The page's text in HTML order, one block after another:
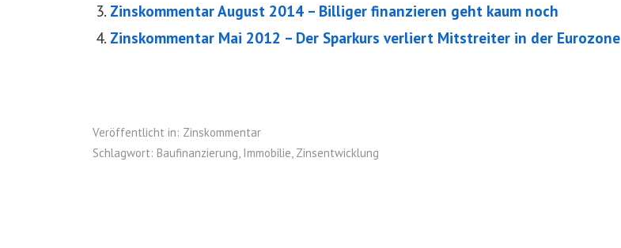
Zinskommentar August 2014 – Billiger finanzieren geht kaum noch
Zinskommentar Mai 2012 – Der Sparkurs verliert Mitstreiter in der Eurozone
Veröffentlicht in: Zinskommentar
Schlagwort: Baufinanzierung, Immobilie, Zinsentwicklung